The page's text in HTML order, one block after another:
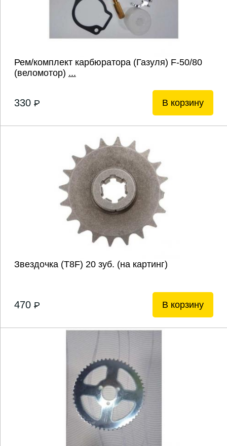
Рем/комплект карбюратора (Газуля) F-50/80
(веломотор) ...
330 P В корзину
Звездочка (Т8F) 20 зуб. (на картинг)
470 P В корзину